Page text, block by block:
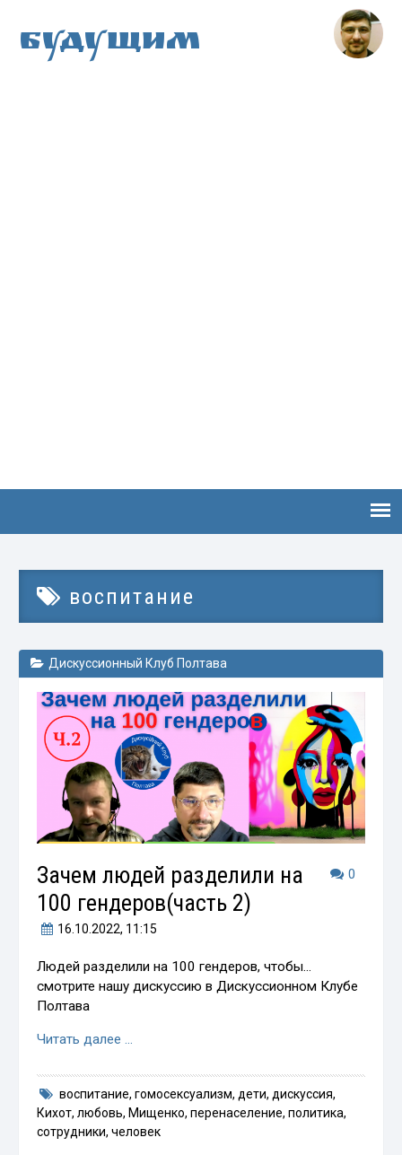
Будущим
воспитание
Дискуссионный Клуб Полтава
0
Зачем людей разделили на
100 гендеров(часть 2)
16.10.2022, 11:15
Людей разделили на 100 гендеров, чтобы…
смотрите нашу дискуссию в Дискуссионном Клубе
Полтава
Читать далее …
воспитание, гомосексуализм, дети, дискуссия,
Кихот,любовь, Мищенко,перенаселение,политика,
сотрудники,человек